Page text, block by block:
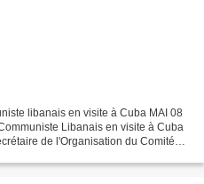
libanais en visite à Cuba MAI 08
Libanais en visite à Cuba
de l'Organisation du Comité